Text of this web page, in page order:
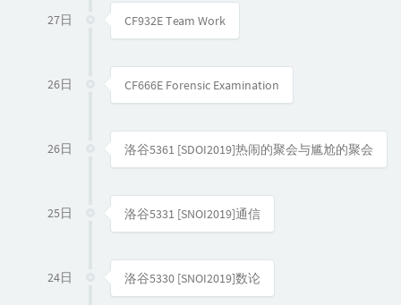
27日 CF932E Team Work
26日 CF666E Forensic Examination
26日 洛谷5361 [SDOI2019]热闹的聚会与尴尬的聚会
25日 洛谷5331 [SNOI2019]通信
24日 洛谷5330 [SNOI2019]数论